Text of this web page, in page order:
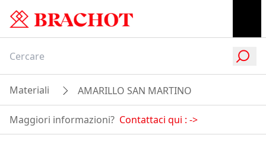
Materiali AMARILLO SAN MARTINO
Maggiori informazioni? Contattaci qui : ->